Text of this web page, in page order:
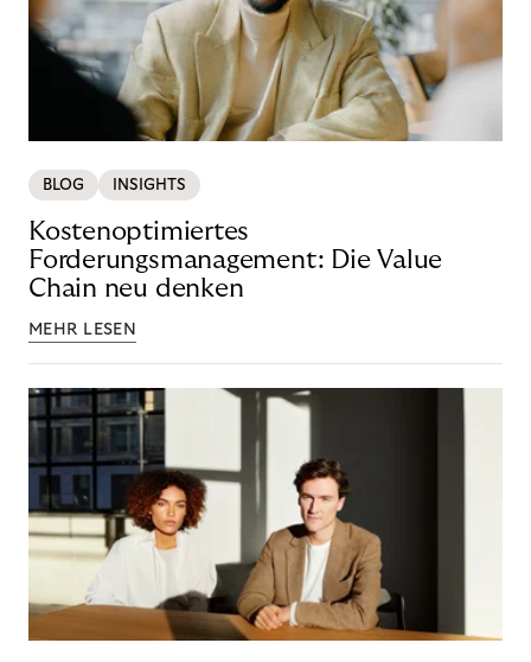
BLOG INSIGHTS
Kostenoptimiertes
Forderungsmanagement: Die Value
Chain neu denken
MEHR LESEN